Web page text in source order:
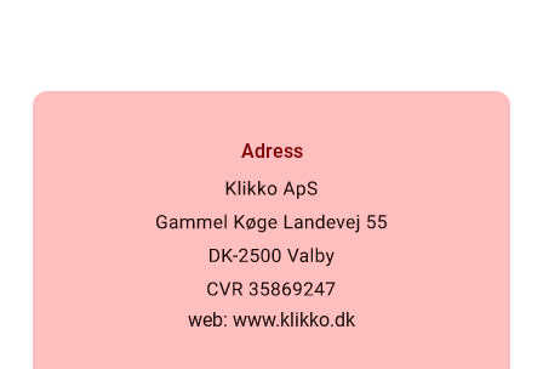
Adress
web: www.klikko.dk